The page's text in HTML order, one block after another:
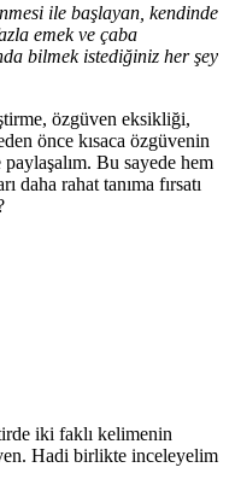
ile başlayan, kendinde
emek ve çaba
bilmek istediğiniz her şey
özgüven eksikliği,
önce kısaca özgüvenin
Bu sayede hem
daha rahat tanıma fırsatı
iki faklı kelimenin
Hadi birlikte inceleyelim